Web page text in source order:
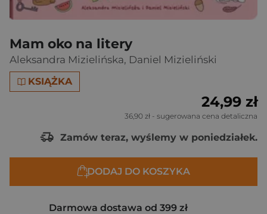
Mam oko na litery
Aleksandra Mizielińska, Daniel Mizieliński
KSIĄŻKA
24,99 zł
36,90 zł - sugerowana cena detaliczna
Zamów teraz, wyślemy w poniedziałek.
DODAJ DO KOSZYKA
Darmowa dostawa od 399 zł